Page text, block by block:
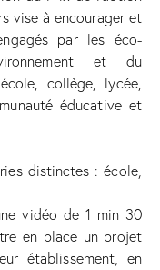
vise à encourager et
par les éco-
et du
collège, lycée,
éducative et
distinctes : école,
vidéo de 1 min 30
en place un projet
établissement, en